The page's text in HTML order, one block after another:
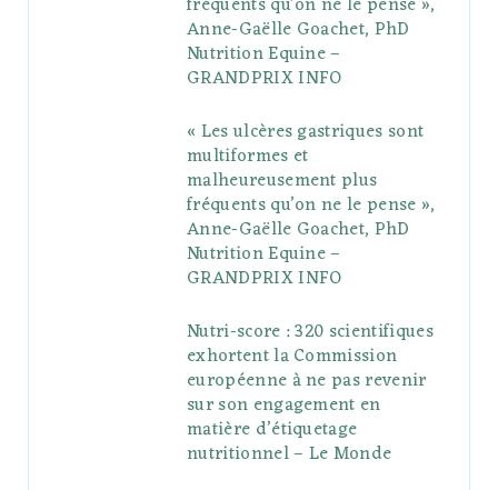
l
s
a
m
s
Anne-Gaëlle Goachet, PhD
Nutrition Equine –
GRANDPRIX INFO
« Les ulcères gastriques sont
multiformes et
malheureusement plus
fréquents qu’on ne le pense »,
Anne-Gaëlle Goachet, PhD
Nutrition Equine –
GRANDPRIX INFO
Nutri-score : 320 scientifiques
exhortent la Commission
européenne à ne pas revenir
sur son engagement en
matière d’étiquetage
nutritionnel – Le Monde